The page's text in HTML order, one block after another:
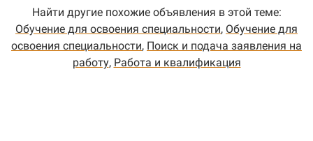
Найти другие похожие объявления в этой теме:
Обучение для освоения специальности, Обучение для
освоения специальности, Поиск и подача заявления на
работу, Работа и квалификация